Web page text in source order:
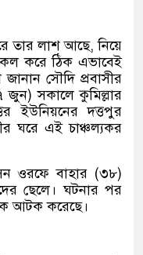
তার লাশ আছে, নিয়ে
করে ঠিক এভাবেই
সৌদি প্রবাসীর
জুন) সকালে কুমিল্লার
ইউনিয়নের দত্তপুর
ঘরে এই চাঞ্চল্যকর
ওরফে বাহার (৩৮)
ছেলে। ঘটনার পর
আটক করেছে।